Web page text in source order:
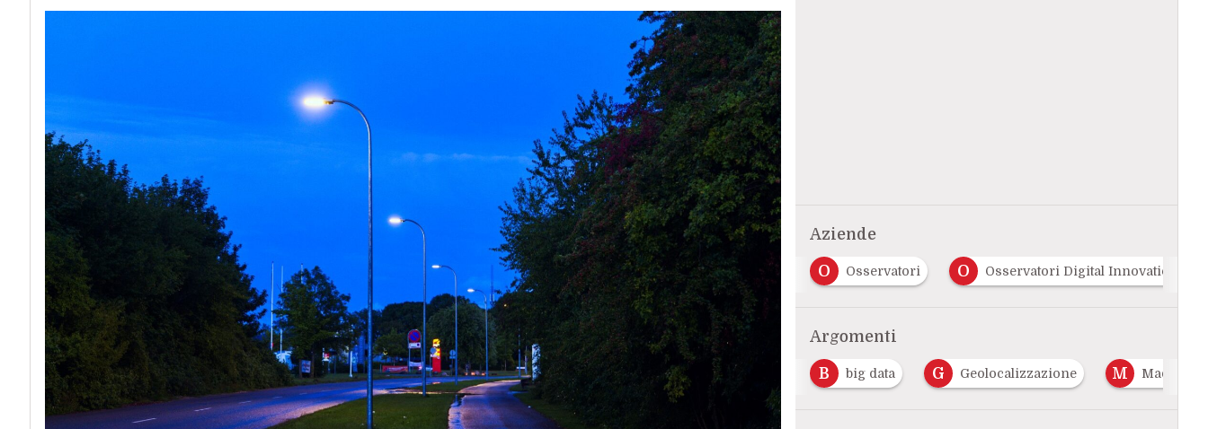
Aziende
D O Osservatori O Osservatori Digital Innovation
Argomenti
Analytics B big data G Geolocalizzazione M Made In